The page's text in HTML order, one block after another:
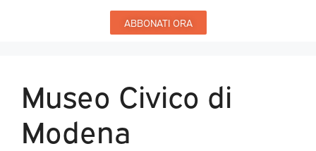
ABBONATI ORA
Museo Civico di
Modena